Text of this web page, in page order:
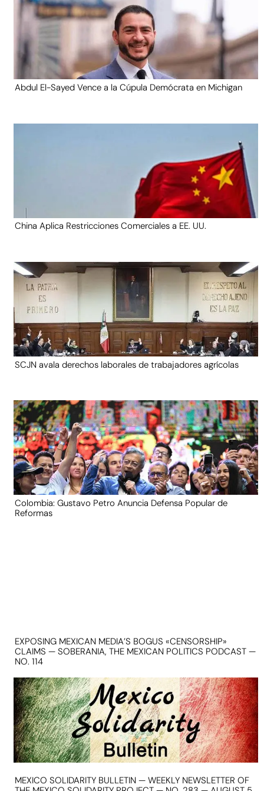
Abdul El-Sayed Vence a la Cúpula Demócrata en Michigan
China Aplica Restricciones Comerciales a EE. UU.
SCJN avala derechos laborales de trabajadores agrícolas
Colombia: Gustavo Petro Anuncia Defensa Popular de
Reformas
EXPOSING MEXICAN MEDIA’S BOGUS «CENSORSHIP»
CLAIMS — SOBERANIA, THE MEXICAN POLITICS PODCAST —
NO. 114
MEXICO SOLIDARITY BULLETIN — WEEKLY NEWSLETTER OF